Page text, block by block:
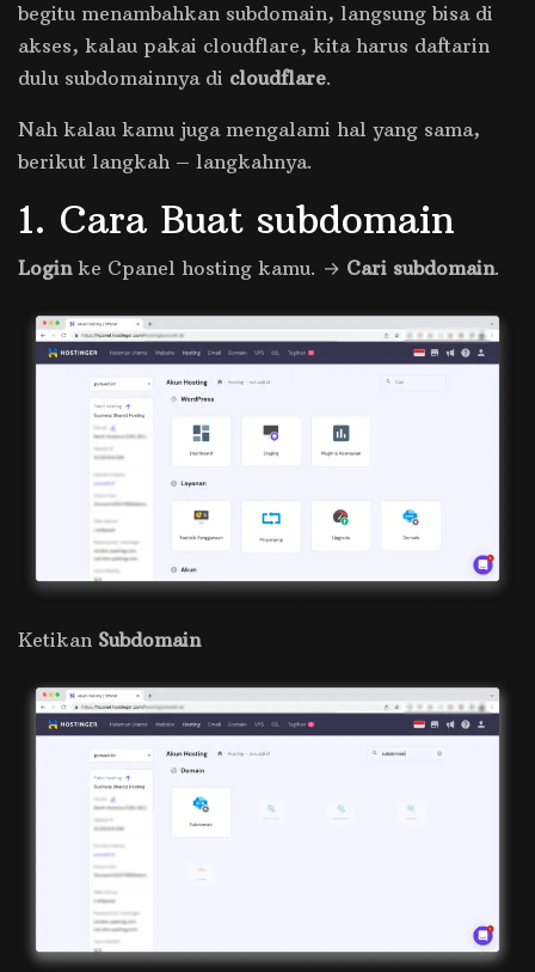
begitu menambahkan subdomain, langsung bisa di
akses, kalau pakai cloudflare, kita harus daftarin
dulu subdomainnya di cloudflare.
Nah kalau kamu juga mengalami hal yang sama,
berikut langkah – langkahnya.
1. Cara Buat subdomain
Loginke Cpanel hosting kamu. → Cari subdomain.
Ketikan Subdomain